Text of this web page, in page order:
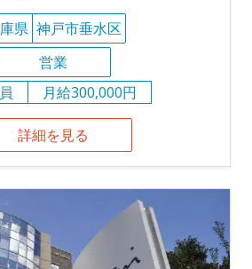
県 神戸市垂水区
営業
月給300,000円
詳細を見る